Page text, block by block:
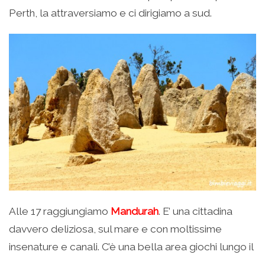
Perth, la attraversiamo e ci dirigiamo a sud.
Alle 17 raggiungiamo Mandurah. E’ una cittadina
davvero deliziosa, sul mare e con moltissime
insenature e canali. C’è una bella area giochi lungo il